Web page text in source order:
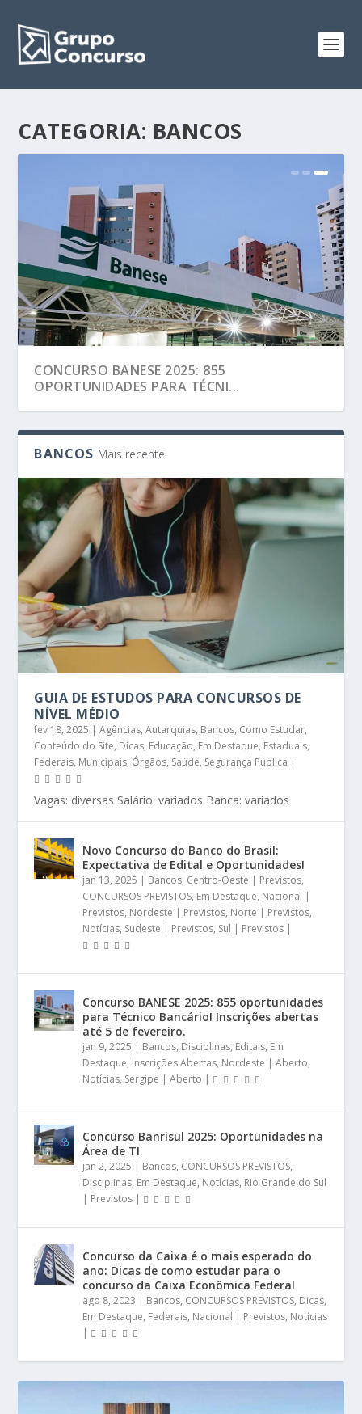
CATEGORIA: BANCOS
GUIA DE ESTUDOS PARA CONCURSOS DE
NÍVEL MÉDIO
NOVO CONCURSO DO BANCO DO BRASIL:
EXPECTATIVA DE E...
BANCOS Mais recente
GUIA DE ESTUDOS PARA CONCURSOS DE
NÍVEL MÉDIO
fev 18, 2025 |Agências,Autarquias, Bancos, Como Estudar,
Conteúdo do Site, Dicas, Educação, Em Destaque, Estaduais,
Federais, Municipais, Órgãos, Saúde, Segurança Pública |
Vagas: diversas Salário: variados Banca: variados
Novo Concurso do Banco do Brasil:
Expectativa de Edital e Oportunidades!
jan 13, 2025 | Bancos, Centro-Oeste | Previstos,
CONCURSOS PREVISTOS, Em Destaque, Nacional |
Previstos, Nordeste | Previstos, Norte | Previstos,
Notícias, Sudeste | Previstos, Sul | Previstos |
Concurso BANESE 2025: 855 oportunidades
para Técnico Bancário! Inscrições abertas
até 5 de fevereiro.
jan 9, 2025 | Bancos, Disciplinas, Editais, Em
Destaque, Inscrições Abertas, Nordeste | Aberto,
Notícias, Sergipe | Aberto |
Concurso Banrisul 2025: Oportunidades na
Área de TI
jan 2, 2025 | Bancos, CONCURSOS PREVISTOS,
Disciplinas, Em Destaque, Notícias, Rio Grande do Sul
| Previstos |
Concurso da Caixa é o mais esperado do
ano: Dicas de como estudar para o
concurso da Caixa Econômica Federal
ago 8, 2023 | Bancos, CONCURSOS PREVISTOS, Dicas,
Em Destaque, Federais, Nacional | Previstos, Notícias
|